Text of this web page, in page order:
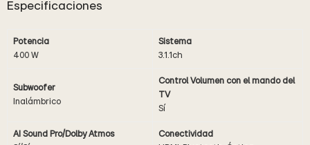
Especificaciones
Potencia
400 W
Sistema
3.1.1ch
Subwoofer
Inalámbrico
Control Volumen con el mando del
TV
Sí
AI Sound Pro/Dolby Atmos
Conectividad